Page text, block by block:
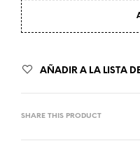
AÑADIR A LA LISTA
SHARE THIS PRODUCT